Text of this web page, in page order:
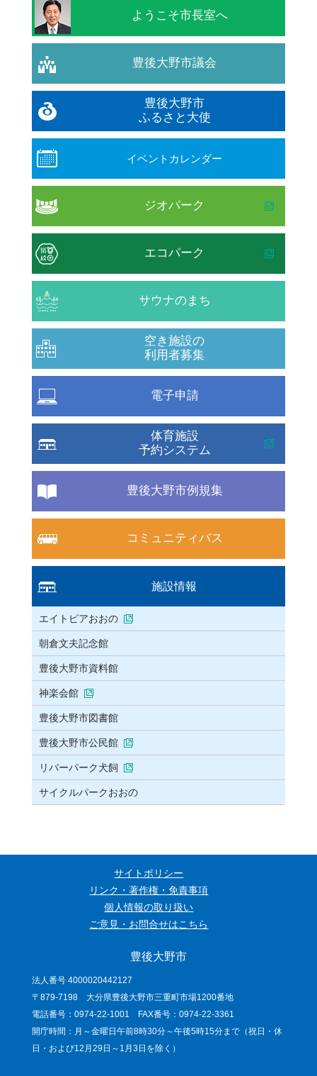
ようこそ市長室へ
豊後大野市議会
豊後大野市
ふるさと大使
イベントカレンダー
ジオパーク
エコパーク
サウナのまち
空き施設の
利用者募集
電子申請
体育施設
予約システム
豊後大野市例規集
コミュニティバス
施設情報
エイトピアおおの
朝倉文夫記念館
豊後大野市資料館
神楽会館
豊後大野市図書館
豊後大野市公民館
リバーパーク犬飼
サイクルパークおおの
サイトポリシー
リンク・著作権・免責事項
個人情報の取り扱い
ご意見・お問合せはこちら
豊後大野市
法人番号 4000020442127
〒879-7198 大分県豊後大野市三重町市場1200番地
電話番号：0974-22-1001 FAX番号：0974-22-3361
開庁時間：月～金曜日午前8時30分～午後5時15分まで（祝日・休
日・および12月29日～1月3日を除く）